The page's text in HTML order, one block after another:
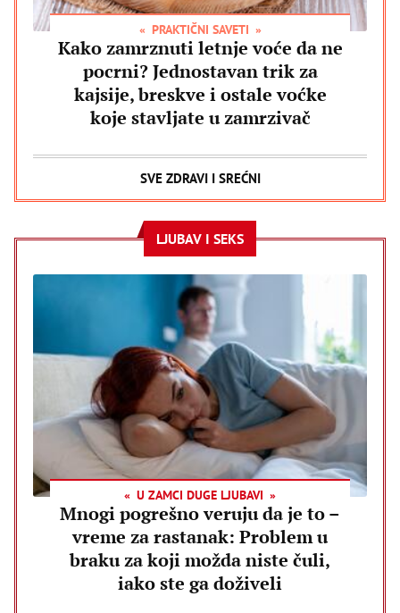
PRAKTIČNI SAVETI
Kako zamrznuti letnje voće da ne
pocrni? Jednostavan trik za
kajsije, breskve i ostale voćke
koje stavljate u zamrzivač
SVE ZDRAVI I SREĆNI
LJUBAV I SEKS
U ZAMCI DUGE LJUBAVI
Mnogi pogrešno veruju da je to –
vreme za rastanak: Problem u
braku za koji možda niste čuli,
iako ste ga doživeli